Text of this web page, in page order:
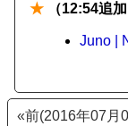
★ （12:54追
Juno |
«前(2016年07月